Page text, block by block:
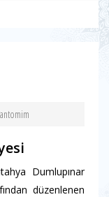
Dumlupınar
düzenlenen